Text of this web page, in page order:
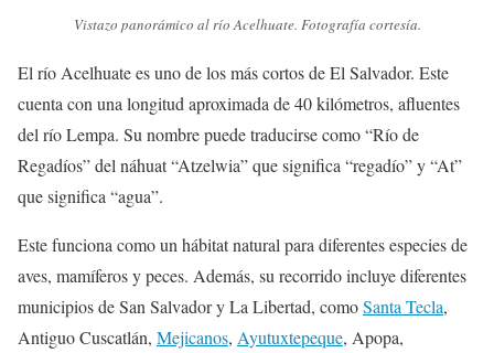
Vistazo panorámico al río Acelhuate. Fotografía cortesía.
El río Acelhuate es uno de los más cortos de El Salvador. Este
cuenta con una longitud aproximada de 40 kilómetros, afluentes
del río Lempa. Su nombre puede traducirse como “Río de
Regadíos” del náhuat “Atzelwia” que significa “regadío” y “At”
que significa “agua”.
Este funciona como un hábitat natural para diferentes especies de
aves, mamíferos y peces. Además, su recorrido incluye diferentes
municipios de San Salvador y La Libertad, comoSanta Tecla,
Antiguo Cuscatlán, Mejicanos, Ayutuxtepeque, Apopa,